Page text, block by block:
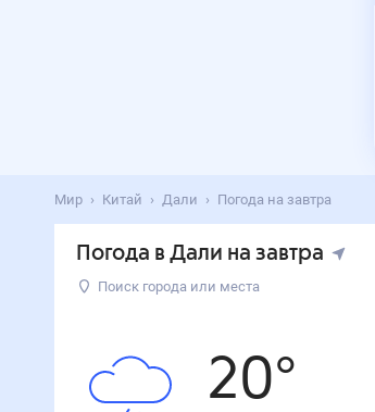
Мир Китай Дали Погода на завтра
Погода в Дали на завтра
Поиск города или места
20°